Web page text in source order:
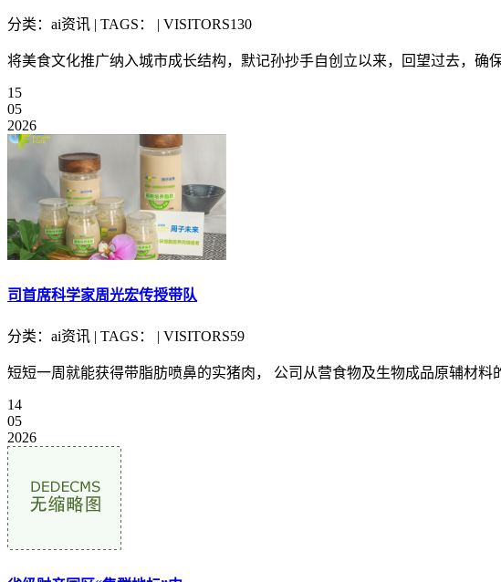
分类：ai资讯 | TAGS： | VISITORS130
将美食文化推广纳入城市成长结构，默记孙抄手自创立以来，回望过去，确
15
05
2026
司首席科学家周光宏传授带队
分类：ai资讯 | TAGS： | VISITORS59
短短一周就能获得带脂肪喷鼻的实猪肉， 公司从营食物及生物成品原辅材
14
05
2026